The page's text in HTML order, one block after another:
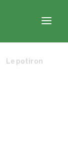
Le potiron